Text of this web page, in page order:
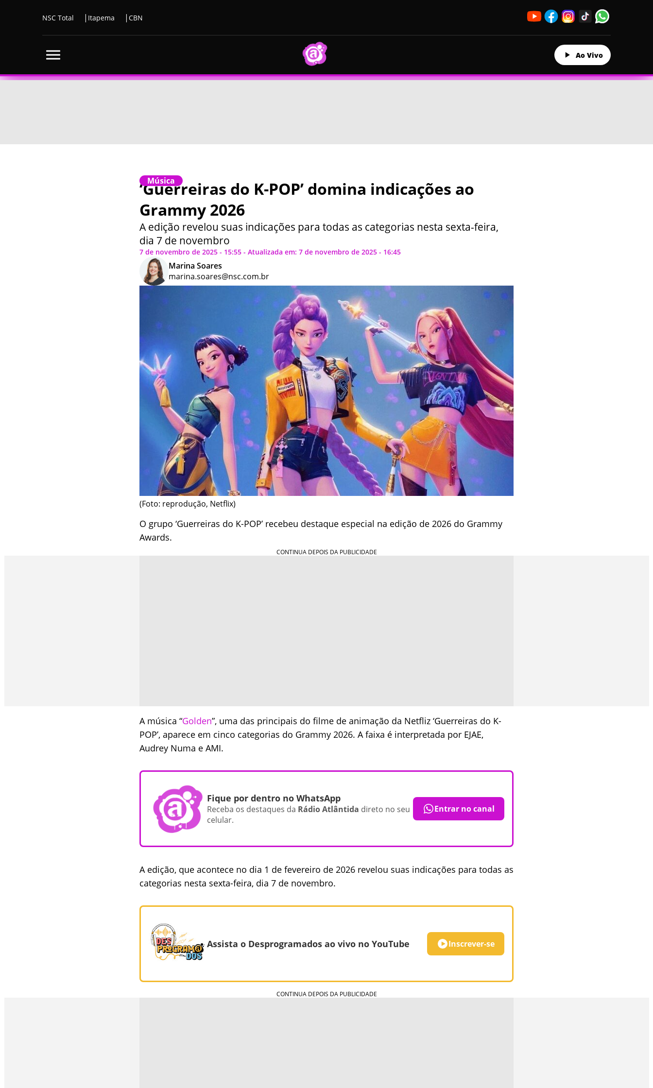
NSC Total Itapema CBN
Ao Vivo
Música
‘Guerreiras do K-POP’ domina indicações ao
Grammy 2026
A edição revelou suas indicações para todas as categorias nesta sexta-feira,
dia 7 de novembro
7 de novembro de 2025 - 15:55 - Atualizada em: 7 de novembro de 2025 - 16:45
Marina Soares
marina.soares@nsc.com.br
(Foto: reprodução, Netflix)
O grupo ‘Guerreiras do K-POP’ recebeu destaque especial na edição de 2026 do Grammy
Awards.
A música “Golden”, uma das principais do filme de animação da Netfliz ‘Guerreiras do K-
POP’, aparece em cinco categorias do Grammy 2026. A faixa é interpretada por EJAE,
Audrey Numa e AMI.
Fique por dentro no WhatsApp
Receba os destaques da Rádio Atlântida direto no seu
celular.
Entrar no canal
A edição, que acontece no dia 1 de fevereiro de 2026 revelou suas indicações para todas as
categorias nesta sexta-feira, dia 7 de novembro.
Assista o Desprogramados ao vivo no YouTube Inscrever-se